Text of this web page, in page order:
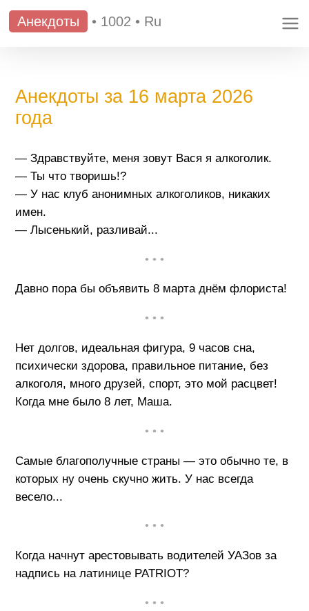
Анекдоты • 1002 • Ru
Анекдоты за 16 марта 2026
года
— Здравствуйте, меня зовут Вася я алкоголик.
— Ты что творишь!?
— У нас клуб анонимных алкоголиков, никаких
имен.
— Лысенький, разливай...
• • •
Давно пора бы объявить 8 марта днём флориста!
• • •
Нет долгов, идеальная фигура, 9 часов сна,
психически здорова, правильное питание, без
алкоголя, много друзей, спорт, это мой расцвет!
Когда мне было 8 лет, Маша.
• • •
Самые благополучные страны — это обычно те, в
которых ну очень скучно жить. У нас всегда
весело...
• • •
Когда начнут арестовывать водителей УАЗов за
надпись на латинице PATRIOT?
• • •